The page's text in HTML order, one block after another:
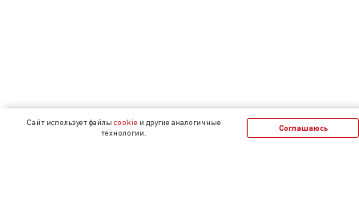
Cайт использует файлы cookie и другие аналогичные
технологии.
Соглашаюсь